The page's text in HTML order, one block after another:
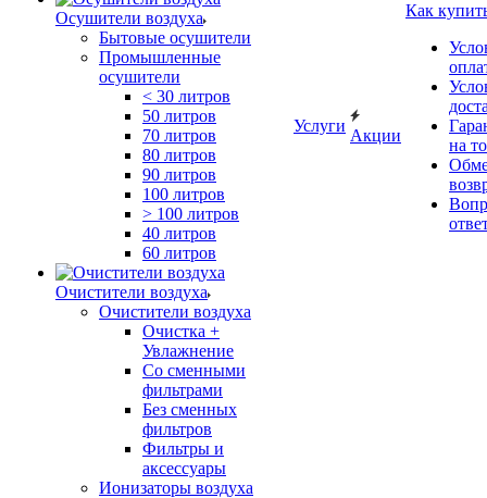
Осушители воздуха
Бытовые осушители
Промышленные
осушители
< 30 литров
50 литров
70 литров
80 литров
90 литров
100 литров
> 100 литров
40 литров
60 литров
Очистители воздуха
Очистители воздуха
Очистка +
Увлажнение
Cо сменными
фильтрами
Без сменных
фильтров
Фильтры и
аксессуары
Ионизаторы воздуха
Услуги
Акции
Как
на